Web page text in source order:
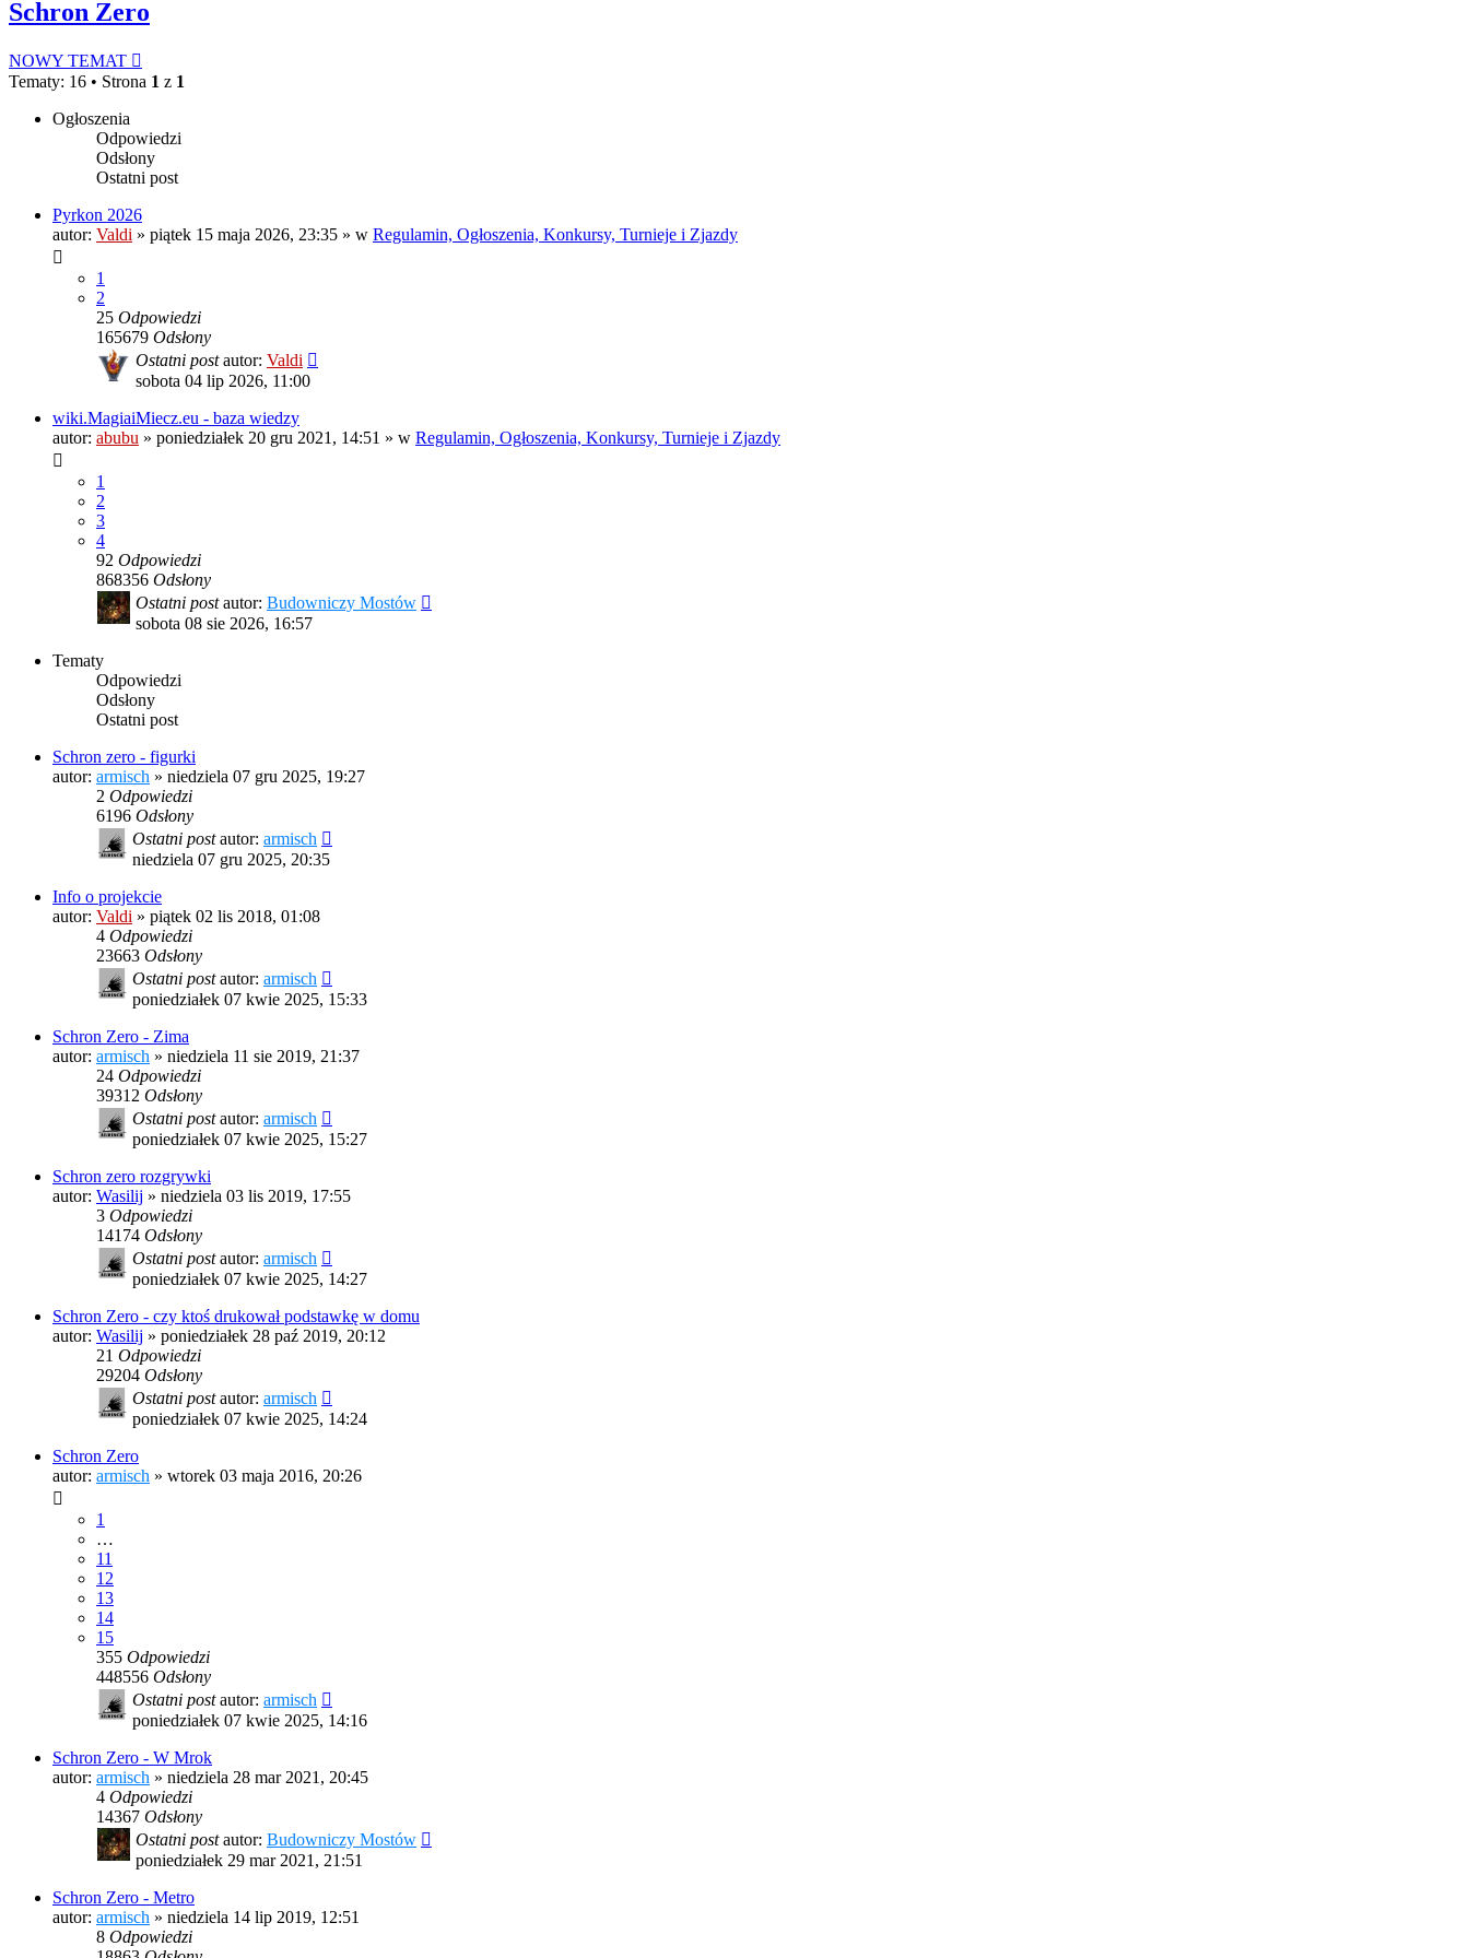
Schron Zero
NOWY TEMAT
Tematy: 16 • Strona 1 z 1
Ogłoszenia
Odpowiedzi
Odsłony
Ostatni post
Pyrkon 2026
autor: Valdi » piątek 15 maja 2026, 23:35 » w Regulamin, Ogłoszenia, Konkursy, Turnieje i Zjazdy
1
2
25 Odpowiedzi
165679 Odsłony
Ostatni postautor: Valdi
sobota 04 lip 2026, 11:00
wiki.MagiaiMiecz.eu - baza wiedzy
autor: abubu » poniedziałek 20 gru 2021, 14:51 » w Regulamin, Ogłoszenia, Konkursy, Turnieje i Zjazdy
1
2
3
4
92 Odpowiedzi
868356 Odsłony
Ostatni postautor: Budowniczy Mostów
sobota 08 sie 2026, 16:57
Tematy
Odpowiedzi
Odsłony
Ostatni post
Schron zero - figurki
autor: armisch » niedziela 07 gru 2025, 19:27
2 Odpowiedzi
6196 Odsłony
Ostatni postautor: armisch
niedziela 07 gru 2025, 20:35
Info o projekcie
autor: Valdi » piątek 02 lis 2018, 01:08
4 Odpowiedzi
23663 Odsłony
Ostatni postautor: armisch
poniedziałek 07 kwie 2025, 15:33
Schron Zero - Zima
autor: armisch » niedziela 11 sie 2019, 21:37
24 Odpowiedzi
39312 Odsłony
Ostatni postautor: armisch
poniedziałek 07 kwie 2025, 15:27
Schron zero rozgrywki
autor: Wasilij » niedziela 03 lis 2019, 17:55
3 Odpowiedzi
14174 Odsłony
Ostatni postautor: armisch
poniedziałek 07 kwie 2025, 14:27
Schron Zero - czy ktoś drukował podstawkę w domu
autor: Wasilij » poniedziałek 28 paź 2019, 20:12
21 Odpowiedzi
29204 Odsłony
Ostatni postautor: armisch
poniedziałek 07 kwie 2025, 14:24
Schron Zero
autor: armisch » wtorek 03 maja 2016, 20:26
1
…
11
12
13
14
15
355 Odpowiedzi
448556 Odsłony
Ostatni postautor: armisch
poniedziałek 07 kwie 2025, 14:16
Schron Zero - W Mrok
autor: armisch » niedziela 28 mar 2021, 20:45
4 Odpowiedzi
14367 Odsłony
Ostatni postautor: Budowniczy Mostów
poniedziałek 29 mar 2021, 21:51
Schron Zero - Metro
autor: armisch » niedziela 14 lip 2019, 12:51
8 Odpowiedzi